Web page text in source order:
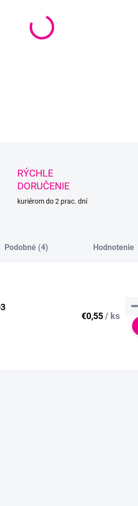
RÝCHLE
DORUČENIE
kuriérom do 2 prac. dní
Podobné (4) Hodnotenie
€0,55/ ks
−